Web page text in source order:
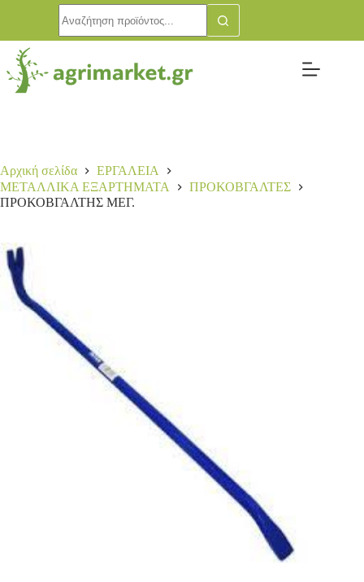
Αρχική σελίδα
ΕΡΓΑΛΕΙΑ
ΜΕΤΑΛΛΙΚΑ ΕΞΑΡΤΗΜΑΤΑ
ΠΡΟΚΟΒΓΑΛΤΕΣ
ΠΡΟΚΟΒΓΑΛΤΗΣ ΜΕΓ.